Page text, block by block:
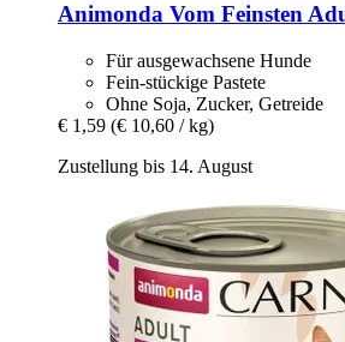
Animonda Vom Feinsten
Für ausgewachsene Hunde
Fein-stückige Pastete
Ohne Soja, Zucker, Getreide
€ 1,59 (€ 10,60 / kg)
Zustellung bis 14. August